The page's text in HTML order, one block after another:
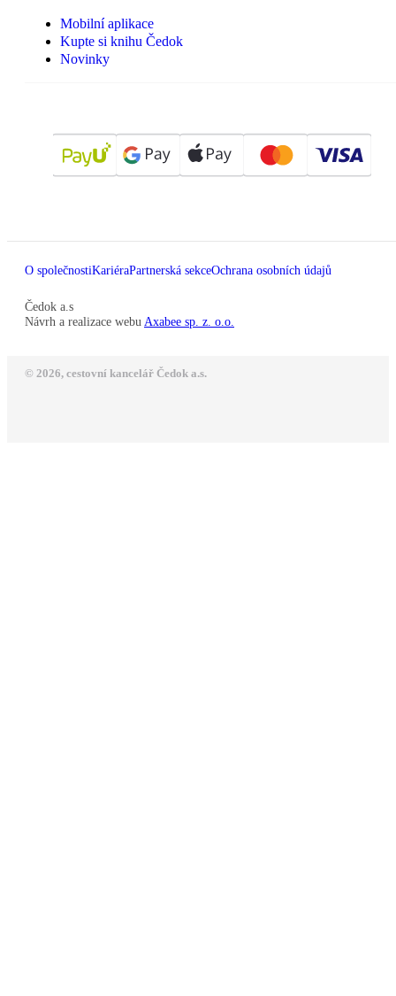
Mobilní aplikace
Kupte si knihu Čedok
Novinky
O společnostiKariéraPartnerská sekceOchrana osobních údajů
Čedok a.s
Návrh a realizace webu Axabee sp. z. o.o.
© 2026, cestovní kancelář Čedok a.s.